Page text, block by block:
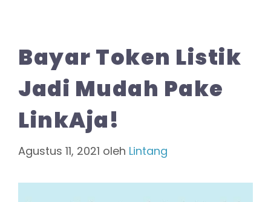
Bayar Token Listik
Jadi Mudah Pake
LinkAja!
Agustus 11, 2021 oleh Lintang